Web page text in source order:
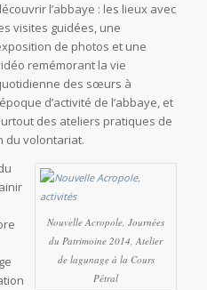
l’abbaye : les lieux avec
visites guidées, une
de photos et une
remémorant la vie
des sœurs à
d’activité de l’abbaye, et
des ateliers pratiques de
du volontariat.
Nouvelle Acropole, Journées
du Patrimoine 2014, Atelier
de lagunage à la Cours
Pétral